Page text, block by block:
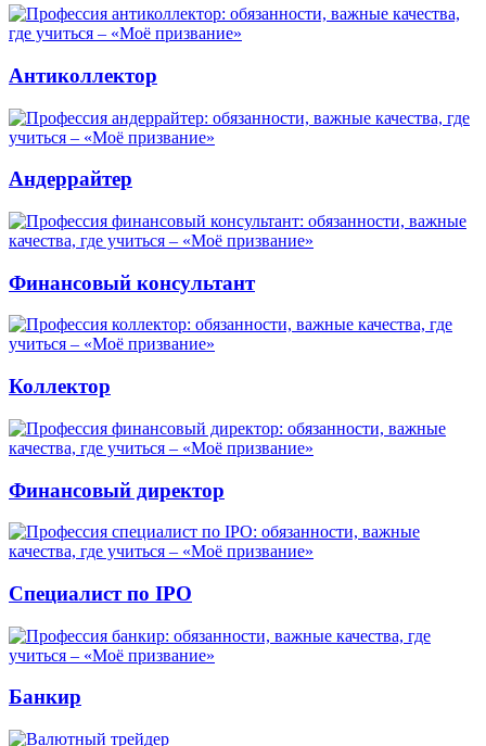
Антиколлектор
Андеррайтер
Финансовый консультант
Коллектор
Финансовый директор
Специалист по IPO
Банкир